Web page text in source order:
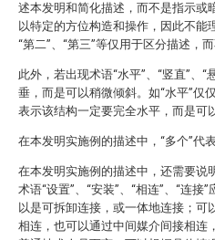
述本发明和简化描述，而不是指示或
以特定的方位构造和操作，因此不能
“第二”、“第三”等仅用于区分描述，
此外，若出现术语“水平”、“竖直”、
垂，而是可以稍微倾斜。如“水平”仅
表示该结构一定要完全水平，而是可
在本发明实施例的描述中，“多个”代
在本发明实施例的描述中，还需要说
术语“设置”、“安装”、“相连”、“连
以是可拆卸连接，或一体地连接；
相连，也可以通过中间媒介间接相连